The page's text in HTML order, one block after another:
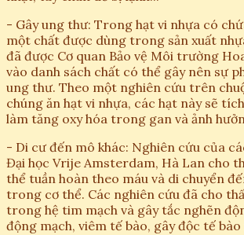
- Gây ung thư: Trong hạt vi nhựa có
một chất được dùng trong sản xuất
đã được Cơ quan Bảo vệ Môi trường
vào danh sách chất có thể gây nên sự
ung thư. Theo một nghiên cứu trên
chúng ăn hạt vi nhựa, các hạt này sẽ
làm tăng oxy hóa trong gan và ảnh
- Di cư đến mô khác: Nghiên cứu của
Đại học Vrije Amsterdam, Hà Lan cho
thể tuần hoàn theo máu và di chuyển
trong cơ thể. Các nghiên cứu đã cho
trong hệ tim mạch và gây tắc nghẽn
động mạch, viêm tế bào, gây độc tế bào